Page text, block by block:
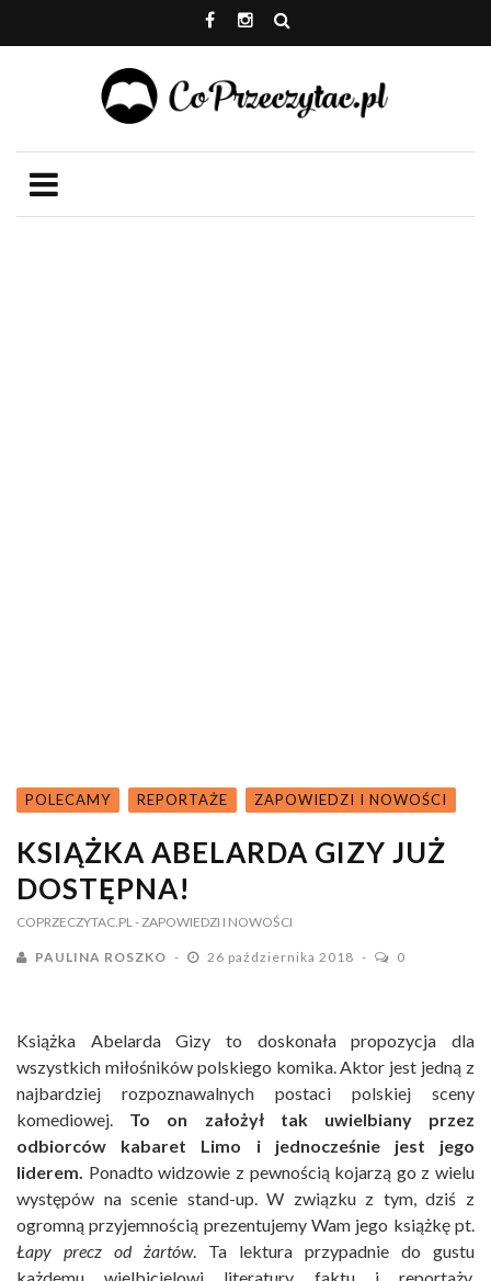
POLECAMY REPORTAŻE ZAPOWIEDZI I NOWOŚCI
KSIĄŻKA ABELARDA GIZY JUŻ
DOSTĘPNA!
COPRZECZYTAC.PL - ZAPOWIEDZI I NOWOŚCI
PAULINA ROSZKO 26 października 2018 0
Książka Abelarda Gizy to doskonała propozycja dla
wszystkich miłośników polskiego komika. Aktor jest jedną z
najbardziej rozpoznawalnych postaci polskiej sceny
komediowej. To on założył tak uwielbiany przez
odbiorców kabaret Limo i jednocześnie jest jego
liderem. Ponadto widzowie z pewnością kojarzą go z wielu
występów na scenie stand-up. W związku z tym, dziś z
ogromną przyjemnością prezentujemy Wam jego książkę pt.
Łapy precz od żartów. Ta lektura przypadnie do gustu